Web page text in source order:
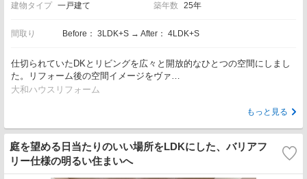
建物タイプ 一戸建て 築年数 25年
間取り Before： 3LDK+S → After： 4LDK+S
仕切られていたDKとリビングを広々と開放的なひとつの空間にしまし
た。リフォーム後の空間イメージをヴァ…
大和ハウスリフォーム
もっと見る
庭を望める日当たりのいい場所をLDKにした、バリアフ
リー仕様の明るい住まいへ